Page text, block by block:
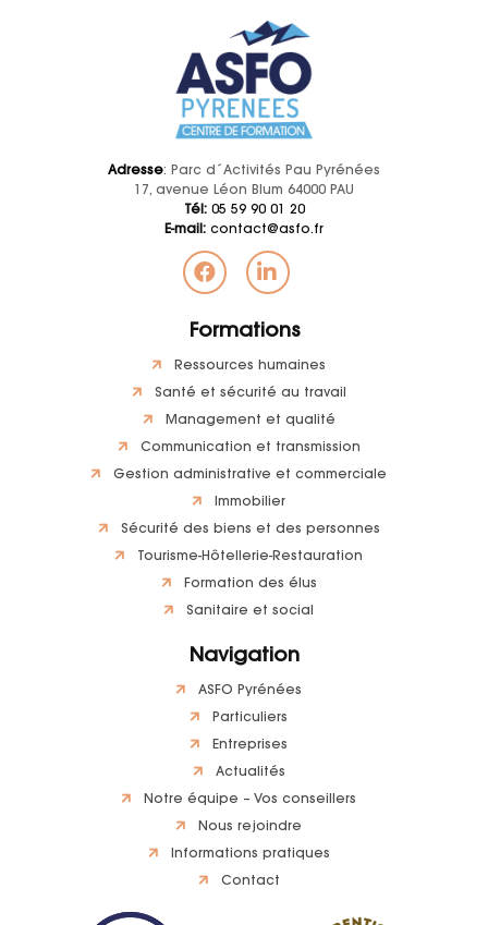
Adresse: Parc d´Activités Pau Pyrénées
17, avenue Léon Blum 64000 PAU
Tél:05 59 90 01 20
E-mail: contact@asfo.fr
Formations
Ressources humaines
Santé et sécurité au travail
Management et qualité
Communication et transmission
Gestion administrative et commerciale
Immobilier
Sécurité des biens et des personnes
Tourisme-Hôtellerie-Restauration
Formation des élus
Sanitaire et social
Navigation
ASFO Pyrénées
Particuliers
Entreprises
Actualités
Notre équipe – Vos conseillers
Nous rejoindre
Informations pratiques
Contact